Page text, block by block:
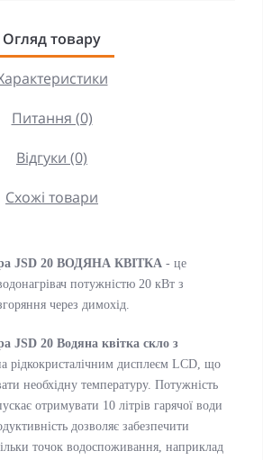
Огляд товару
Питання (0)
Відгуки (0)
Схожі товари
JSD 20 ВОДЯНА КВІТКА - це
потужністю 20 кВт з
через димохід.
JSD 20 Водяна квітка скло з
рідкокристалічним дисплеєм LCD, що
необхідну температуру. Потужність
отримувати 10 літрів гарячої води
дозволяє забезпечити
точок водоспоживання, наприклад